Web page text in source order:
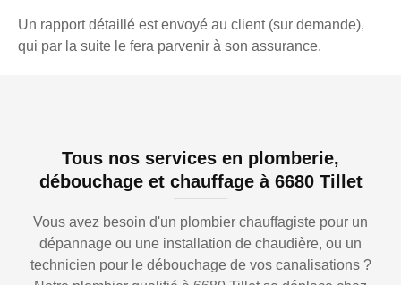
Un rapport détaillé est envoyé au client (sur demande),
qui par la suite le fera parvenir à son assurance.
Tous nos services en plomberie,
débouchage et chauffage à 6680 Tillet
Vous avez besoin d'un plombier chauffagiste pour un
dépannage ou une installation de chaudière, ou un
technicien pour le débouchage de vos canalisations ?